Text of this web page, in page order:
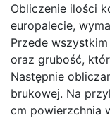
Obliczenie ilości
europalecie,
Przede
oraz grubość,
Następnie
brukowej. Na
cm powierzchnia